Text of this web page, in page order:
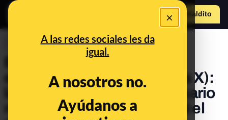
×
A las redes sociales les da
igual.
A nosotros no.
Ayúdanos a
Hazte Maldito
CONTROL DEL PODER
Elon Musk y la libertad de
expresión en Twitter (ahora X):
las veces en que el empresario
no defendió en la red social el